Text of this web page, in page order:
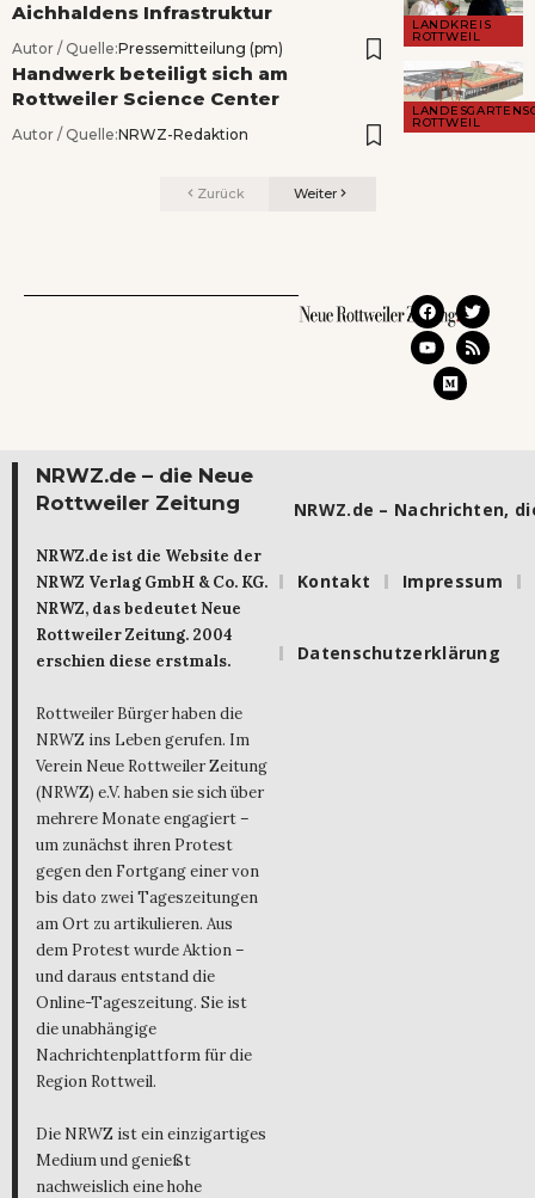
LANDKREIS
ROTTWEIL
Aichhaldens Infrastruktur
Autor / Quelle:Pressemitteilung (pm)
ROTTWEIL
Handwerk beteiligt sich am
Rottweiler Science Center
Autor / Quelle:NRWZ-Redaktion
Zurück Weiter
NRWZ.de – die Neue
Rottweiler Zeitung
NRWZ.de ist die Website der
NRWZ Verlag GmbH & Co. KG.
NRWZ, das bedeutet Neue
Rottweiler Zeitung. 2004
erschien diese erstmals.
Rottweiler Bürger haben die
NRWZ ins Leben gerufen. Im
Verein Neue Rottweiler Zeitung
(NRWZ) e.V. haben sie sich über
mehrere Monate engagiert –
um zunächst ihren Protest
gegen den Fortgang einer von
bis dato zwei Tageszeitungen
am Ort zu artikulieren. Aus
dem Protest wurde Aktion –
und daraus entstand die
Online-Tageszeitung. Sie ist
die unabhängige
Nachrichtenplattform für die
Region Rottweil.
Die NRWZ ist ein einzigartiges
Medium und genießt
nachweislich eine hohe
NRWZ.de – Nachrichten,
Kontakt Impressum
Datenschutzerklärung